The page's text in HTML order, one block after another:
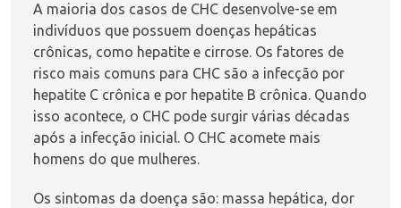
A maioria dos casos de CHC desenvolve-se em
indivíduos que possuem doenças hepáticas
crônicas, como hepatite e cirrose. Os fatores de
risco mais comuns para CHC são a infecção por
hepatite C crônica e por hepatite B crônica. Quando
isso acontece, o CHC pode surgir várias décadas
após a infecção inicial. O CHC acomete mais
homens do que mulheres.
Os sintomas da doença são: massa hepática, dor